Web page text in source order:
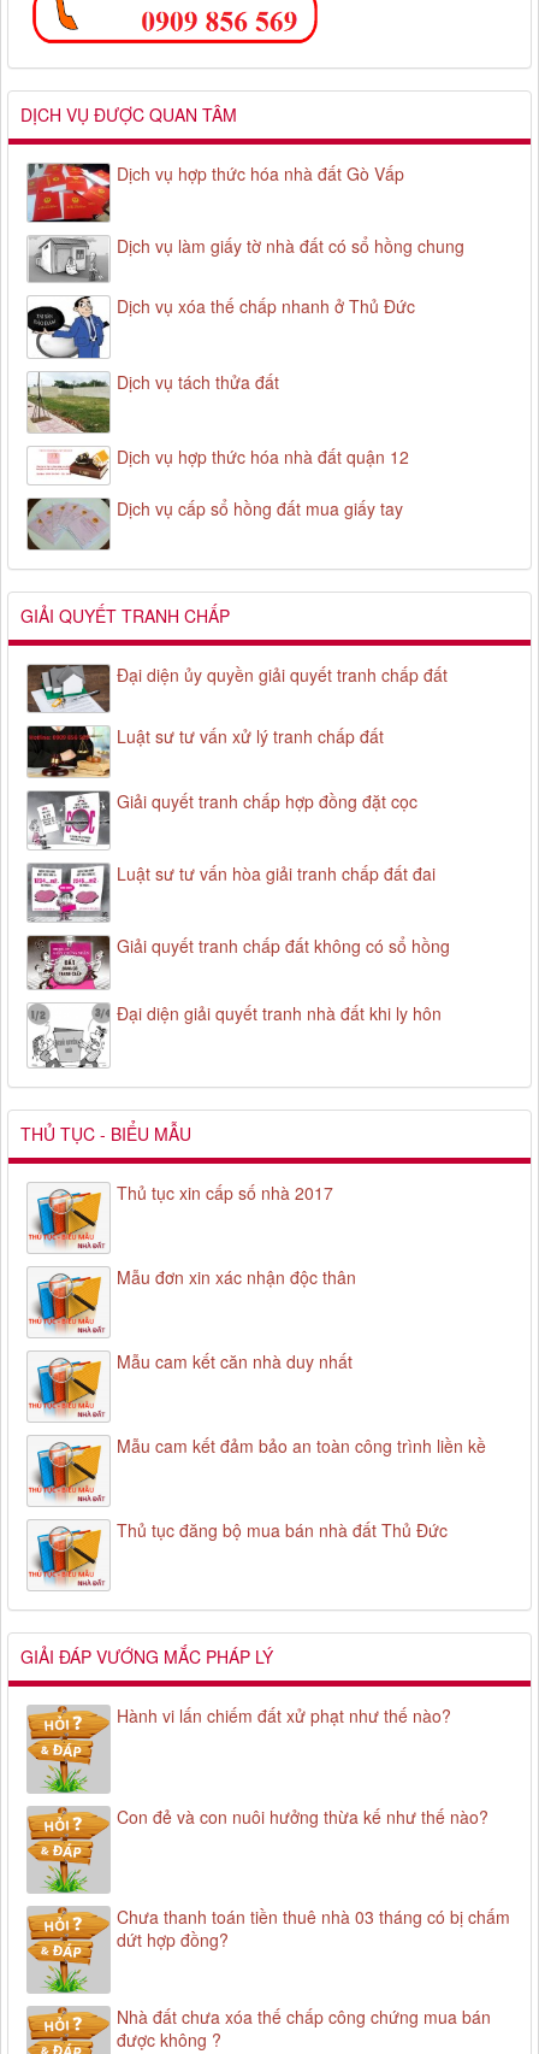
DỊCH VỤ ĐƯỢC QUAN TÂM
Dịch vụ hợp thức hóa nhà đất Gò Vấp
Dịch vụ làm giấy tờ nhà đất có sổ hồng chung
Dịch vụ xóa thế chấp nhanh ở Thủ Đức
Dịch vụ tách thửa đất
Dịch vụ hợp thức hóa nhà đất quận 12
Dịch vụ cấp sổ hồng đất mua giấy tay
GIẢI QUYẾT TRANH CHẤP
Đại diện ủy quyền giải quyết tranh chấp đất
Luật sư tư vấn xử lý tranh chấp đất
Giải quyết tranh chấp hợp đồng đặt cọc
Luật sư tư vấn hòa giải tranh chấp đất đai
Giải quyết tranh chấp đất không có sổ hồng
Đại diện giải quyết tranh nhà đất khi ly hôn
THỦ TỤC - BIỂU MẪU
Thủ tục xin cấp số nhà 2017
Mẫu đơn xin xác nhận độc thân
Mẫu cam kết căn nhà duy nhất
Mẫu cam kết đảm bảo an toàn công trình liền kề
Thủ tục đăng bộ mua bán nhà đất Thủ Đức
GIẢI ĐÁP VƯỚNG MẮC PHÁP LÝ
Hành vi lấn chiếm đất xử phạt như thế nào?
Con đẻ và con nuôi hưởng thừa kế như thế nào?
Chưa thanh toán tiền thuê nhà 03 tháng có bị chấm
dứt hợp đồng?
Nhà đất chưa xóa thế chấp công chứng mua bán
được không ?